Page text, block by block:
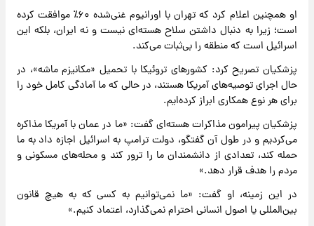
او همچنین اعلام کرد که تهران با اورانیوم غنی‌شده ۶۰٪ موافقت کرده
است؛ زیرا به دنبال داشتن سلاح هسته‌ای نیست و نه ایران، بلکه این
اسرائیل است که منطقه را بی‌ثبات می‌کند.
پزشکیان تصریح کرد: کشورهای تروئیکا با تحمیل «مکانیزم ماشه»، در
حال اجرای توصیه‌های آمریکا هستند، در حالی که ما آمادگی کامل خود را
برای هر نوع همکاری ابراز کرده‌ایم.
پزشکیان پیرامون مذاکرات هسته‌ای گفت: «ما در عمان با آمریکا مذاکره
می‌کردیم و در طول آن گفتگو، دولت ترامپ به اسرائیل اجازه داد به ما
حمله کند، تعدادی از دانشمندان ما را ترور کند و محله‌های مسکونی و
مردم را هدف قرار دهد.»
در این زمینه، او گفت: «ما نمی‌توانیم به کسی که به هیچ قانون
بین‌المللی یا اصول انسانی احترام نمی‌گذارد، اعتماد کنیم.»